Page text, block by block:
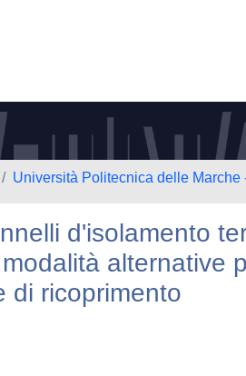
Università Politecnica delle Marche
d'isolamento
alternative
di ricoprimento